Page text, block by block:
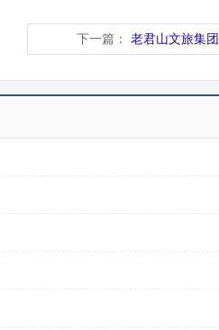
下一篇： 老君山文旅集